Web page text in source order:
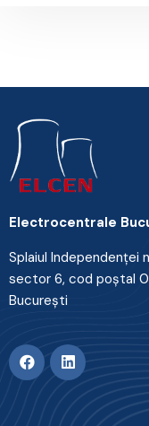
Electrocentrale
Splaiul Independenţei
sector 6, cod poştal
Bucureşti